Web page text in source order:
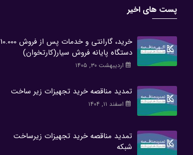
پست های اخیر
خرید، گارانتی و خدمات پس از فروش 10.000
دستگاه پایانه فروش سیار(کارتخوان)
اردیبهشت ۳۰, ۱۴۰۵
تمدید مناقصه خرید تجهیزات زیر ساخت
اسفند ۱۱, ۱۴۰۴
تمدید مناقصه خرید تجهیزات زیرساخت
شبکه